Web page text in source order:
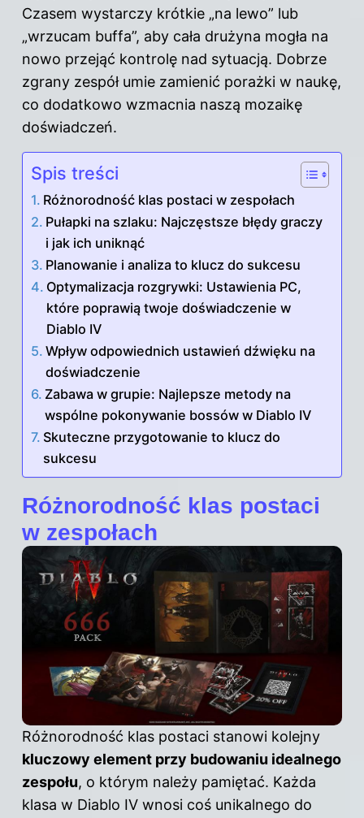
Czasem wystarczy krótkie „na lewo” lub
„wrzucam buffa”, aby cała drużyna mogła na
nowo przejąć kontrolę nad sytuacją. Dobrze
zgrany zespół umie zamienić porażki w naukę,
co dodatkowo wzmacnia naszą mozaikę
doświadczeń.
Spis treści
Różnorodność klas postaci w zespołach
Pułapki na szlaku: Najczęstsze błędy graczy
i jak ich uniknąć
Planowanie i analiza to klucz do sukcesu
Optymalizacja rozgrywki: Ustawienia PC,
które poprawią twoje doświadczenie w
Diablo IV
Wpływ odpowiednich ustawień dźwięku na
doświadczenie
Zabawa w grupie: Najlepsze metody na
wspólne pokonywanie bossów w Diablo IV
Skuteczne przygotowanie to klucz do
sukcesu
Różnorodność klas postaci
w zespołach
Różnorodność klas postaci stanowi kolejny
kluczowy element przy budowaniu idealnego
zespołu, o którym należy pamiętać. Każda
klasa w Diablo IV wnosi coś unikalnego do